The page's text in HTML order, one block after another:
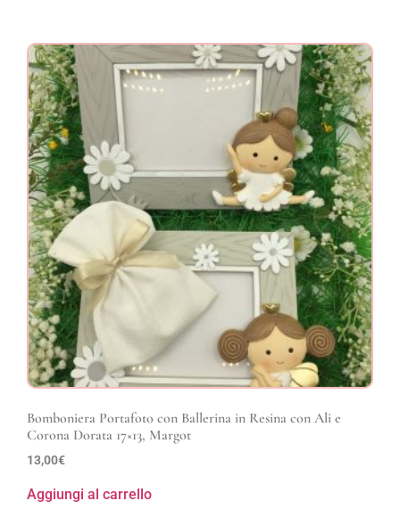
Bomboniera Portafoto con Ballerina in Resina con Ali e
Corona Dorata 17×13, Margot
13,00€
Aggiungi al carrello